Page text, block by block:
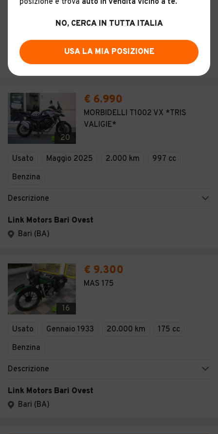
Benzina
AUTO LOVIGLIO-LAPOLLA DI LOVIGLIO DOMENICO
Gravina in Puglia (BA)
20
€ 6.990
MORBIDELLI T1002 VX *TRIS
VALIGIE*
Usato Maggio 2025 2.000 km
997 cc
Benzina
Descrizione
Link Motors Bari Ovest
Bari (BA)
16
€ 9.300
MAS 175
Usato Gennaio 1933 20.000 km
175 cc
Benzina
Descrizione
Link Motors Bari Ovest
Bari (BA)
NO, CERCA IN TUTTA ITALIA
USA LA MIA POSIZIONE